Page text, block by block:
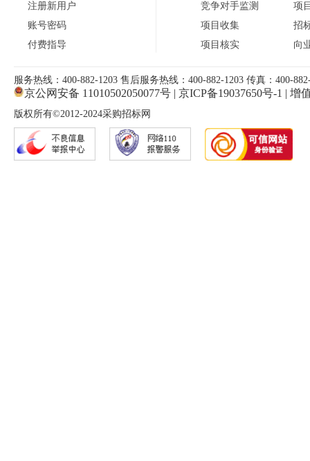
注册新用户
账号密码
付费指导
竞争对手监测
项目收集
项目核实
项
招
向
服务热线：400-882-1203 售后服务热线：400-882-1203 传真：400-
京公网安备 11010502050077号 | 京ICP备19037650号-1 | 增
版权所有©2012-2024采购招标网